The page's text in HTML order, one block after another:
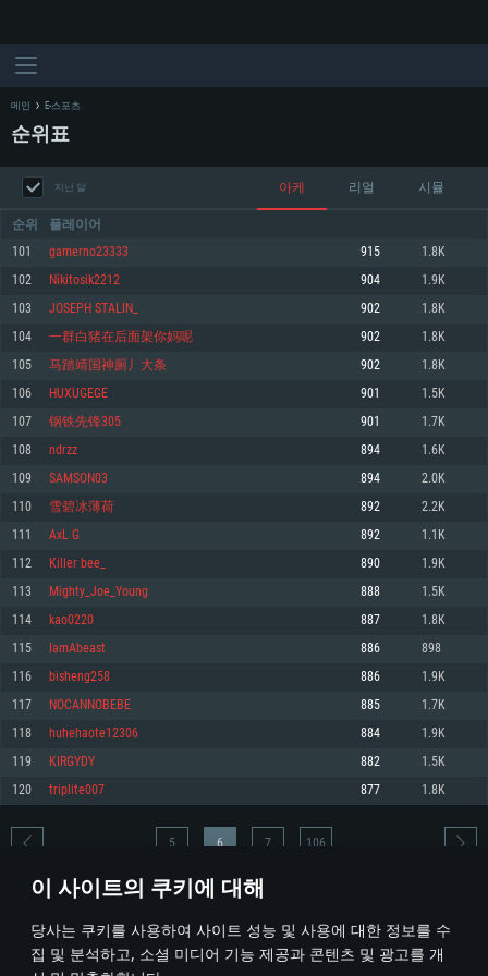
이 사이트의 쿠키에 대해
당사는 쿠키를 사용하여 사이트 성능 및 사용에 대한 정보를 수
집 및 분석하고, 소셜 미디어 기능 제공과 콘텐츠 및 광고를 개
최소사양
운영체제: Windows 10 (64 bit)
프로세서: 2.2 GHz 듀얼코어 이상
메모리: 4GB
그래픽 카드: DirectX 11 이상을 지원하는 AMD Radeon 77XX / NVIDIA
GeForce GT 660. 최소 사양 해상도: 720p
네트워크: 브로드밴드 인터넷
여유 저장 공간: 22.1 GB (최소 클라이언트)
권장 사양
570 혹은 그 이상
여유 저장 공간: 62.2 GB (전체 클라이언트)
최소사양
운영체제: Mac OS Big Sur 11.0
프로세서: 최소 2.2 GHz의 Core i5 (Intel Xeon 은 지원하지 않습니다)
메모리: 6 GB
그래픽 카드: Metal 을 지원하는 Intel Iris Pro 5200 (Mac), 혹은 이와 비슷한 성
능을 가지는 Mac 버전의 AMD/Nvidia. 최소 해상도: 720p
네트워크: 브로드밴드 인터넷
여유 저장 공간: 22.1 GB (최소 클라이언트)
권장 사양
네트워크: 브로드밴드 인터넷
여유 저장 공간: 62.2 GB (전체 클라이언트)
최소사양
운영체제: 64bit Linux 중 최신 버전
프로세서: 2.4 GHz 듀얼코어
메모리: 4 GB
그래픽 카드: Vulkan 을 지원하고, 최신 그래픽 드라이버를 지원하는 NVIDIA
660 (6개월 미만) 혹은 그와 동급의 성능을 가지며 최신 그래픽 드라이버를 지
원하는 AMD (6개월 미만; 최소사양 지원 해상도 720p)
네트워크: 브로드밴드 인터넷
여유 저장 공간: 22.1 GB (최소 클라이언트)
권장 사양
운영체제: Ubuntu 20.04 64bit
프로세서: Intel Core i7
메모리: 16 GB
그래픽 카드: Vulkan 을 지원하고, 최신 그래픽 드라이버를 지원하는 NVIDIA
1060 (6개월 미만) 혹은 그와 동급의 성능을 가지며 최신 그래픽 드라이버를
지원하는 AMD RX 570 (6개월 미만; 최소사양 지원 해상도 720p) 이상
여유 저장 공간: 62.2 GB (전체 클라이언트)
메인 E-스포츠
순위표
지난 달 아케 리얼 시뮬
순위 플레이어
101 gamerno23333 915 1.8K
102 Nikitosik2212 904 1.9K
103 JOSEPH STALIN_ 902 1.8K
104 一群白猪在后面架你妈呢 902 1.8K
105 马踏靖国神厕丿大条 902 1.8K
106 HUXUGEGE 901 1.5K
107 钢铁先锋305 901 1.7K
108 ndrzz 894 1.6K
109 SAMSON03 894 2.0K
110 雪碧冰薄荷 892 2.2K
111 AxL G 892 1.1K
112 Killer bee_ 890 1.9K
113 Mighty_Joe_Young 888 1.5K
114 kao0220 887 1.8K
115 IamAbeast 886 898
116 bisheng258 886 1.9K
117 NOCANNOBEBE 885 1.7K
118 huhehaote12306 884 1.9K
119 KIRGYDY 882 1.5K
120 triplite007 877 1.8K
* 순위표는 매일 1회 갱신됩니다
5 6 7 106